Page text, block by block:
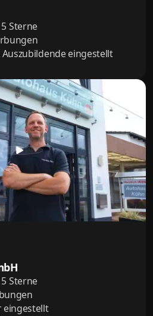
Sterne
eingestellt
Sterne
eingestellt